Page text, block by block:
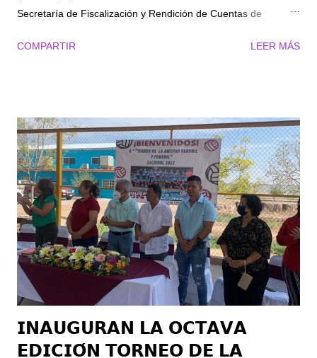
Secretaría de Fiscalización y Rendición de Cuentas de
de Coordinadora Nacional de la CPCE-F, reiteró su apoyo para
compuesto por líneas de acción que sin duda fomentan la
honestidad, la transparencia, la integridad y la ética en el
desempeño del servicio público, y contribuyen a que las
instituciones gubernamentales sean más eficaces”. “De
manera general, el avance global del Plan es ligeramente
superior al 60 por ciento; hay algunas áreas de mejora que
habremos de atender en el segundo semestre de este año con
la finalidad de tener un cumplimiento total al final del 2022”.
En...
COMPARTIR LEER MÁS
𝗜𝗡𝗔𝗨𝗚𝗨𝗥𝗔𝗡 𝗟𝗔 𝗢𝗖𝗧𝗔𝗩𝗔
𝗘𝗗𝗜𝗖𝗜𝗢́𝗡 𝗧𝗢𝗥𝗡𝗘𝗢 𝗗𝗘 𝗟𝗔